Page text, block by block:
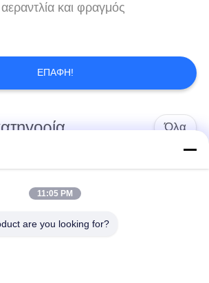
και φραγμός
ΕΠΑΦΉ!
Όλα
ελατήρια αναστολής
αέρα
Μέρη αναστολής
11:05 PM
are you looking for?